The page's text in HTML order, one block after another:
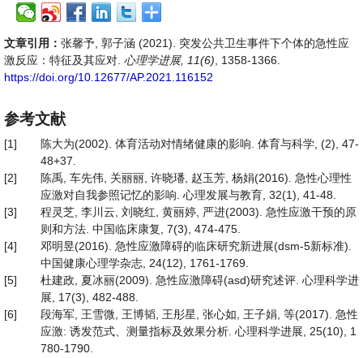
文章引用： 张馨予, 郭子涵 (2021). 突发公共卫生事件下个体的急性应
激反应：特征及其应对. 心理学进展, 11(6) , 1358-1366.
https://doi.org/10.12677/AP.2021.116152
参考文献
[1]
陈大为(2002). 体育活动对情绪健康的影响. 体育与科学, (2), 47-
48+37.
[2]
陈禹, 车先伟, 关丽丽, 许晓璠, 赵玉芳, 杨娟(2016). 急性心理性
应激对自我参照记忆的影响. 心理发展与教育, 32(1), 41-48.
[3]
程灵芝, 李川云, 刘晓红, 黄丽婷, 严进(2003). 急性应激干预的原
则和方法. 中国临床康复, 7(3), 474-475.
[4]
邓明昱(2016). 急性应激障碍的临床研究新进展(dsm-5新标准).
中国健康心理学杂志, 24(12), 1761-1769.
[5]
杜建政, 夏冰丽(2009). 急性应激障碍(asd)研究述评. 心理科学进
展, 17(3), 482-488.
[6]
段海军, 王雪微, 王博韬, 王彤星, 张心如, 王子娟, 等(2017). 急性
应激: 诱发范式、测量指标及效果分析. 心理科学进展, 25(10), 1
780-1790.